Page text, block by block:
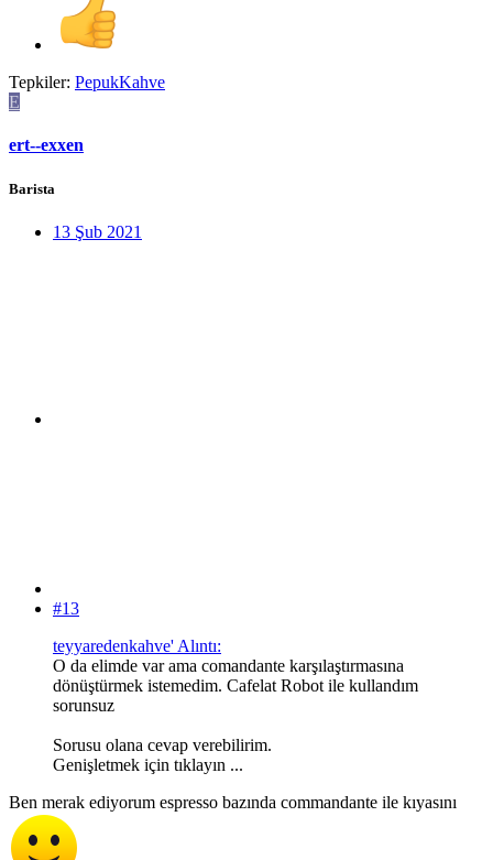
Tepkiler: PepukKahve
E
ert--exxen
Barista
13 Şub 2021
#13
teyyaredenkahve' Alıntı:
O da elimde var ama comandante karşılaştırmasına
dönüştürmek istemedim. Cafelat Robot ile kullandım
sorunsuz
Sorusu olana cevap verebilirim.
Genişletmek için tıklayın ...
Ben merak ediyorum espresso bazında commandante ile kıyasını